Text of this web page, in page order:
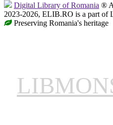
Digital Library of Romania ®
2023-2026, ELIB.RO is a part of
Preserving Romania's heritage